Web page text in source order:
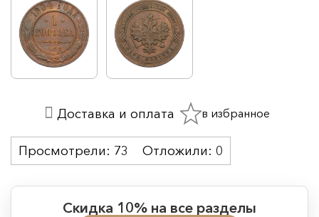
Скидка 10% на все разделы
Просмотрели: 73 Отложили: 0
Доставка и оплата в избранное